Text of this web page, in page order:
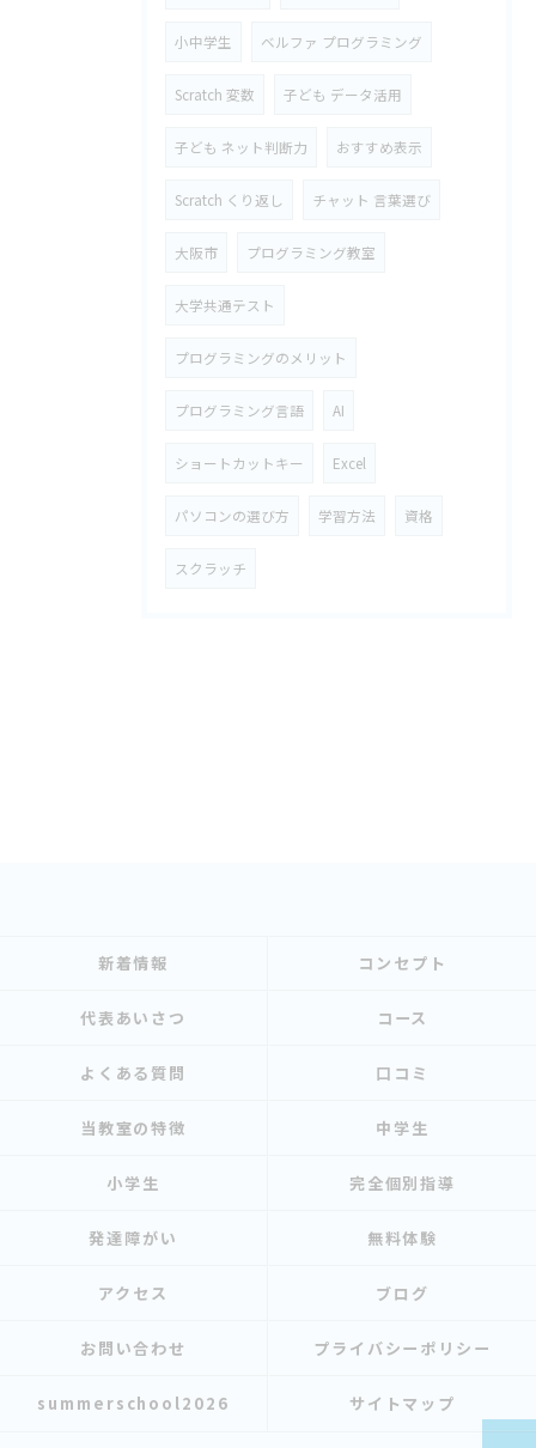
小中学生 ベルファ プログラミング
Scratch 変数 子ども データ活用
子ども ネット判断力 おすすめ表示
Scratch くり返し チャット 言葉選び
大阪市 プログラミング教室
大学共通テスト
プログラミングのメリット
プログラミング言語 AI
ショートカットキー Excel
パソコンの選び方 学習方法 資格
スクラッチ
新着情報 コンセプト
代表あいさつ コース
よくある質問 口コミ
当教室の特徴 中学生
小学生 完全個別指導
発達障がい 無料体験
アクセス ブログ
お問い合わせ プライバシーポリシー
summerschool2026 サイトマップ